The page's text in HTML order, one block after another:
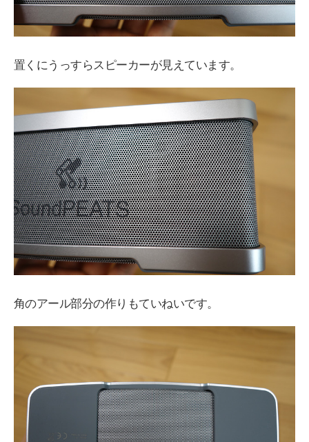
置くにうっすらスピーカーが見えています。
角のアール部分の作りもていねいです。